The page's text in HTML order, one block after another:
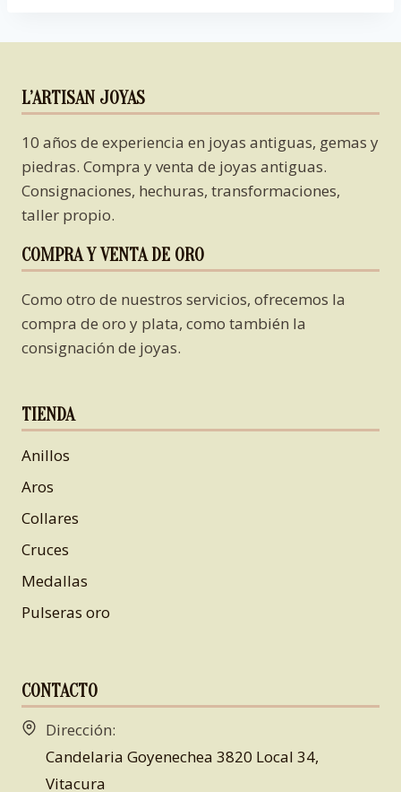
L’ARTISAN JOYAS
10 años de experiencia en joyas antiguas, gemas y
piedras. Compra y venta de joyas antiguas.
Consignaciones, hechuras, transformaciones,
taller propio.
COMPRA Y VENTA DE ORO
Como otro de nuestros servicios, ofrecemos la
compra de oro y plata, como también la
consignación de joyas.
TIENDA
Anillos
Aros
Collares
Cruces
Medallas
Pulseras oro
CONTACTO
Dirección:
Candelaria Goyenechea 3820 Local 34,
Vitacura